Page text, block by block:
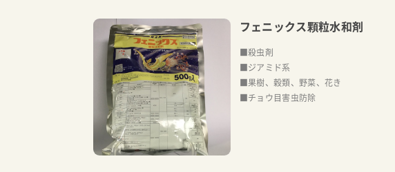
フェニックス顆粒水和剤
■殺虫剤
■ジアミド系
■果樹、穀類、野菜、花き
■チョウ目害虫防除